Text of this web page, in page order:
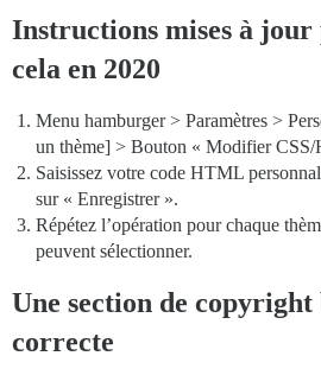
Instructions mises à
cela en 2020
Menu hamburger > Paramètres >
un thème] > Bouton « Modifier
Saisissez votre code HTML
sur « Enregistrer ».
Répétez l’opération pour chaque
peuvent sélectionner.
Une section de copyright
correcte